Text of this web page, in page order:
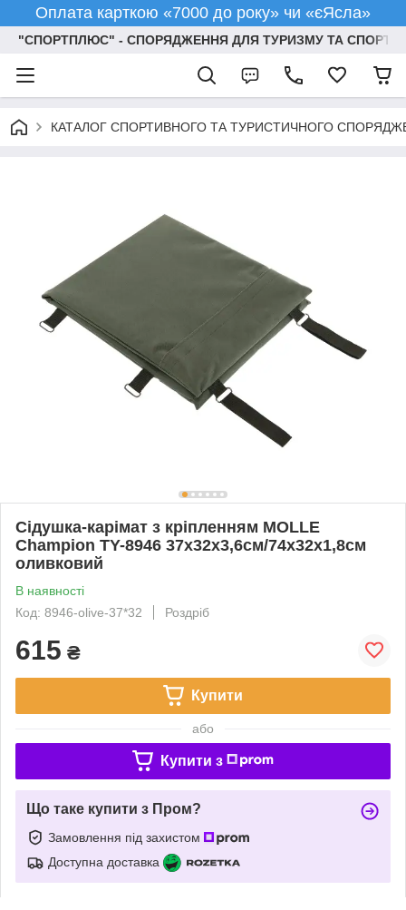
Оплата карткою «7000 до року» чи «єЯсла»
"СПОРТПЛЮС" - СПОРЯДЖЕННЯ ДЛЯ ТУРИЗМУ ТА СПОРТУ
КАТАЛОГ СПОРТИВНОГО ТА ТУРИСТИЧНОГО
Сідушка-карімат з кріпленням MOLLE
Champion TY-8946 37х32х3,6см/74х32х1,8см
оливковий
В наявності
Код: 8946-olive-37*32
Роздріб
615 ₴
Купити
або
Купити з
Що таке купити з Пром?
Замовлення під захистом
Доступна доставка